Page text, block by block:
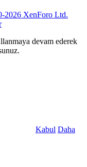
2026 XenForo Ltd.
devam ederek
Kabul Daha